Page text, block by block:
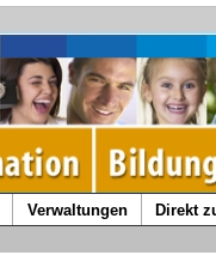
Verwaltungen Direkt